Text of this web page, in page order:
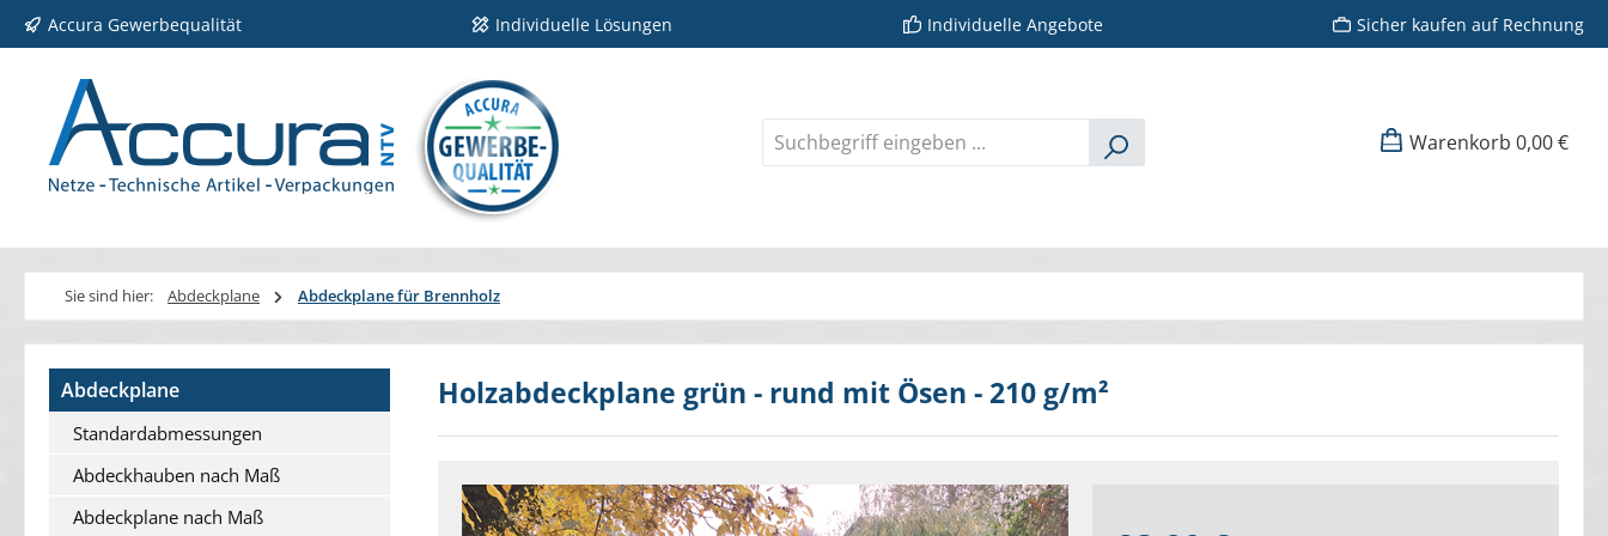
Hauptinhalt springen
Zur Suche springen
Zur Hauptnavigation springen
Accura Gewerbequalität Individuelle Lösungen Individuelle Angebote Sicher kaufen auf Rechnung
Warenkorb 0,00 €
Sie sind hier: Abdeckplane Abdeckplane für Brennholz
Abdeckplane
Standardabmessungen
Abdeckhauben nach Maß
Abdeckplane nach Maß
Holzabdeckplane grün - rund mit Ösen - 210 g/m²